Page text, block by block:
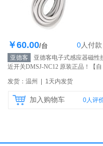
库存100个
￥60.00/台 0人付款
亚德客
亚德客电子式感应器磁性
近开关DMSJ-NC12 原装正品！
【自
发货：温州 | 1天内发货
加入购物车 0人评